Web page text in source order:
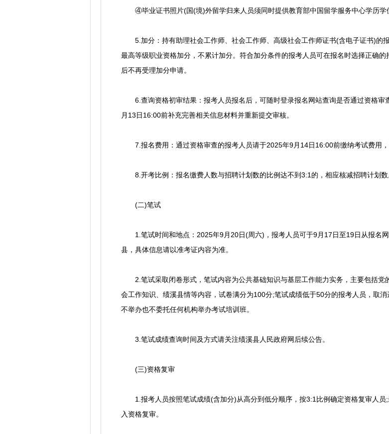
④毕业证书照片(国(境)外留学归来人员须同时提供教育部中国留学服务中心学历学
5.加分：持有助理社会工作师、社会工作师、高级社会工作师证书(含电子证书)的
最高等级职业资格加分，不累计加分。符合加分条件的报考人员可在报名时选择正确
后不再受理加分申请。
6.查询资格初审结果：报考人员报名后，可随时登录报名网站查询是否通过资格审
月13日16:00前补充完善相关信息材料并重新提交审核。
7.报名费用：通过资格审查的报考人员请于2025年9月14日16:00前缴纳考试费用，
8.开考比例：报名缴费人数与招聘计划数的比例达不到3:1的，相应核减招聘计划数
(二)笔试
1.笔试时间和地点：2025年9月20日(周六)，报考人员可于9月17日至19日从报名
县，具体信息请以准考证内容为准。
2.笔试采取闭卷形式，笔试内容为公共基础知识与基层工作能力实务，主要包括党
会工作知识、绩溪县情等内容，试卷满分为100分;笔试成绩低于50分的报考人员，取
不举办也不委托任何机构举办考试培训班。
3.笔试成绩查询时间及方式请关注绩溪县人民政府网后续公告。
(三)资格复审
1.报考人员按照笔试成绩(含加分)从高分到低分顺序，按3:1比例确定资格复审人员
入资格复审。